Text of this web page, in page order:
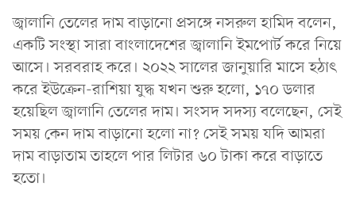
জ্বালানি তেলের দাম বাড়ানো প্রসঙ্গে নসরুল হামিদ বলেন,
একটি সংস্থা সারা বাংলাদেশের জ্বালানি ইমপোর্ট করে নিয়ে
আসে। সরবরাহ করে। ২০২২ সালের জানুয়ারি মাসে হঠাৎ
করে ইউক্রেন-রাশিয়া যুদ্ধ যখন শুরু হলো, ১৭০ ডলার
হয়েছিল জ্বালানি তেলের দাম। সংসদ সদস্য বলেছেন, সেই
সময় কেন দাম বাড়ানো হলো না? সেই সময় যদি আমরা
দাম বাড়াতাম তাহলে পার লিটার ৬০ টাকা করে বাড়াতে
হতো।